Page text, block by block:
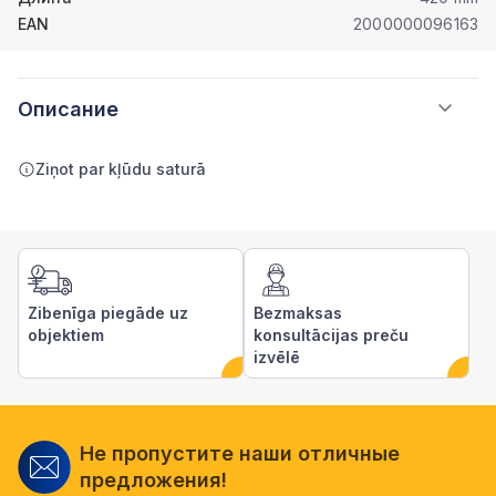
EAN
2000000096163
Описание
Ziņot par kļūdu saturā
Zibenīga piegāde uz
objektiem
Bezmaksas
konsultācijas preču
izvēlē
Не пропустите наши отличные
предложения!